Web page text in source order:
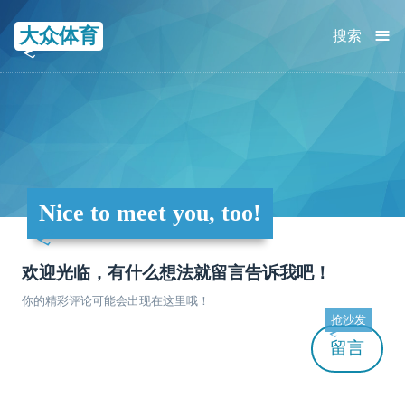
大众体育 ≡
搜索
Nice to meet you, too!
欢迎光临，有什么想法就留言告诉我吧！
你的精彩评论可能会出现在这里哦！
留言
抢沙发